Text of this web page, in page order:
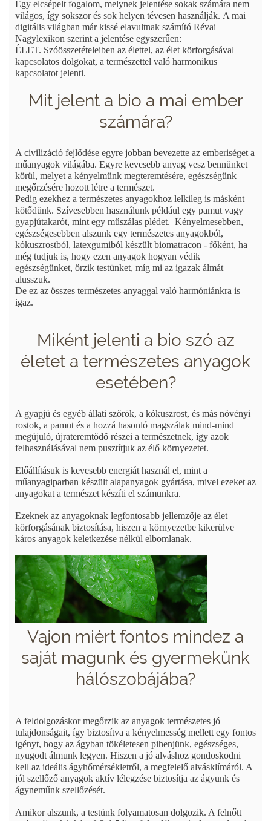
Egy elcsépelt fogalom, melynek jelentése sokak számára nem
világos, így sokszor és sok helyen tévesen használják. A mai
digitális világban már kissé elavultnak számító Révai
Nagylexikon szerint a jelentése egyszerűen:
ÉLET. Szóösszetételeiben az élettel, az élet körforgásával
kapcsolatos dolgokat, a természettel való harmonikus
kapcsolatot jelenti.
Mit jelent a bio a mai ember
számára?
A civilizáció fejlődése egyre jobban bevezette az emberiséget a
műanyagok világába. Egyre kevesebb anyag vesz bennünket
körül, melyet a kényelmünk megteremtésére, egészségünk
megőrzésére hozott létre a természet.
Pedig ezekhez a természetes anyagokhoz lelkileg is másként
kötődünk. Szívesebben használunk például egy pamut vagy
gyapjútakarót, mint egy műszálas plédet. Kényelmesebben,
egészségesebben alszunk egy természetes anyagokból,
kókuszrostból, latexgumiból készült biomatracon - főként, ha
még tudjuk is, hogy ezen anyagok hogyan védik
egészségünket, őrzik testünket, míg mi az igazak álmát
alusszuk.
De ez az összes természetes anyaggal való harmóniánkra is
igaz.
Miként jelenti a bio szó az
életet a természetes anyagok
esetében?
A gyapjú és egyéb állati szőrök, a kókuszrost, és más növényi
rostok, a pamut és a hozzá hasonló magszálak mind-mind
megújuló, újrateremtődő részei a természetnek, így azok
felhasználásával nem pusztítjuk az élő környezetet.
Előállításuk is kevesebb energiát használ el, mint a
műanyagiparban készült alapanyagok gyártása, mivel ezeket az
anyagokat a természet készíti el számunkra.
Ezeknek az anyagoknak legfontosabb jellemzője az élet
körforgásának biztosítása, hiszen a környezetbe kikerülve
káros anyagok keletkezése nélkül elbomlanak.
Vajon miért fontos mindez a
saját magunk és gyermekünk
hálószobájába?
A feldolgozáskor megőrzik az anyagok természetes jó
tulajdonságait, így biztosítva a kényelmesség mellett egy fontos
igényt, hogy az ágyban tökéletesen pihenjünk, egészséges,
nyugodt álmunk legyen. Hiszen a jó alváshoz gondoskodni
kell az ideális ágyhőmérsékletről, a megfelelő alvásklímáról. A
jól szellőző anyagok aktív lélegzése biztosítja az ágyunk és
ágyneműnk szellőzését.
Amikor alszunk, a testünk folyamatosan dolgozik. A felnőtt